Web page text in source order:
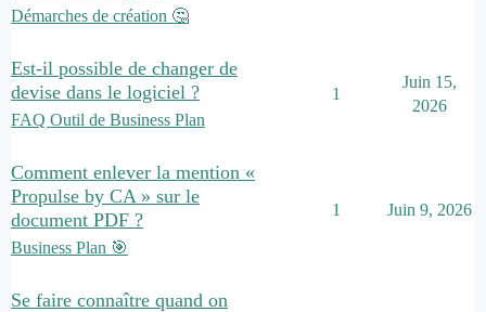
Démarches de création 🤔
Est-il possible de changer de
devise dans le logiciel ?
FAQ Outil de Business Plan
1
Juin 15,
2026
Comment enlever la mention «
Propulse by CA » sur le
document PDF ?
Business Plan 🎯
1 Juin 9, 2026
Se faire connaître quand on